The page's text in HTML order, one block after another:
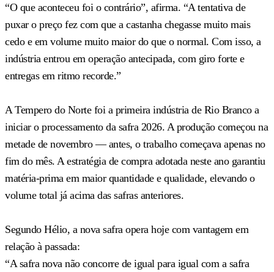
“O que aconteceu foi o contrário”, afirma. “A tentativa de
puxar o preço fez com que a castanha chegasse muito mais
cedo e em volume muito maior do que o normal. Com isso, a
indústria entrou em operação antecipada, com giro forte e
entregas em ritmo recorde.”
A Tempero do Norte foi a primeira indústria de Rio Branco a
iniciar o processamento da safra 2026. A produção começou na
metade de novembro — antes, o trabalho começava apenas no
fim do mês. A estratégia de compra adotada neste ano garantiu
matéria-prima em maior quantidade e qualidade, elevando o
volume total já acima das safras anteriores.
Segundo Hélio, a nova safra opera hoje com vantagem em
relação à passada:
“A safra nova não concorre de igual para igual com a safra